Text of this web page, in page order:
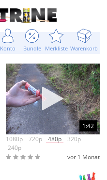
Konto Bundle Merkliste Warenkorb
1:42
1080p
720p 480p
320p
240p
vor 1 Monat